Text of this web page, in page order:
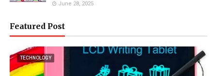
June 28, 2025
Featured Post
TECHNOLOGY